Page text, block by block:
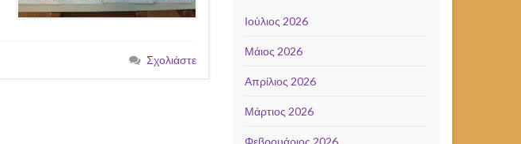
Σχολιάστε
Ιούλιος 2026
Μάιος 2026
Απρίλιος 2026
Μάρτιος 2026
Φεβρουάριος 2026